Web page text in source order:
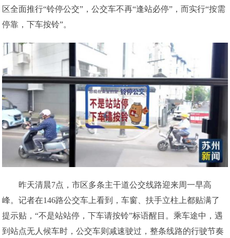
区全面推行“铃停公交”，公交车不再“逢站必停”，而实行“按需
停靠，下车按铃”。
昨天清晨7点，市区多条主干道公交线路迎来周一早高
峰。记者在146路公交车上看到，车窗、扶手立柱上都贴满了
提示贴，“不是站站停，下车请按铃”标语醒目。乘车途中，遇
到站点无人候车时，公交车则减速驶过，整条线路的行驶节奏